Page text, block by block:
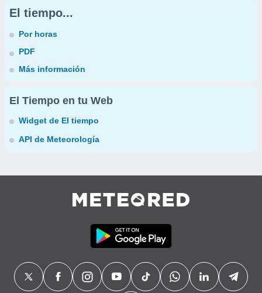
El tiempo...
Por horas
PDF
Más información
El Tiempo en tu Web
Widget de El tiempo
API de Meteorología